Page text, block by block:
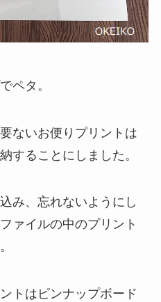
ペタ。
ないお便りプリントは
することにしました。
み、忘れないようにし
ァイルの中のプリント
トはピンナップボード